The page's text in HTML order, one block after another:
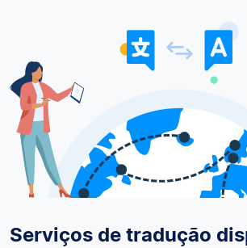
Serviços de tradução